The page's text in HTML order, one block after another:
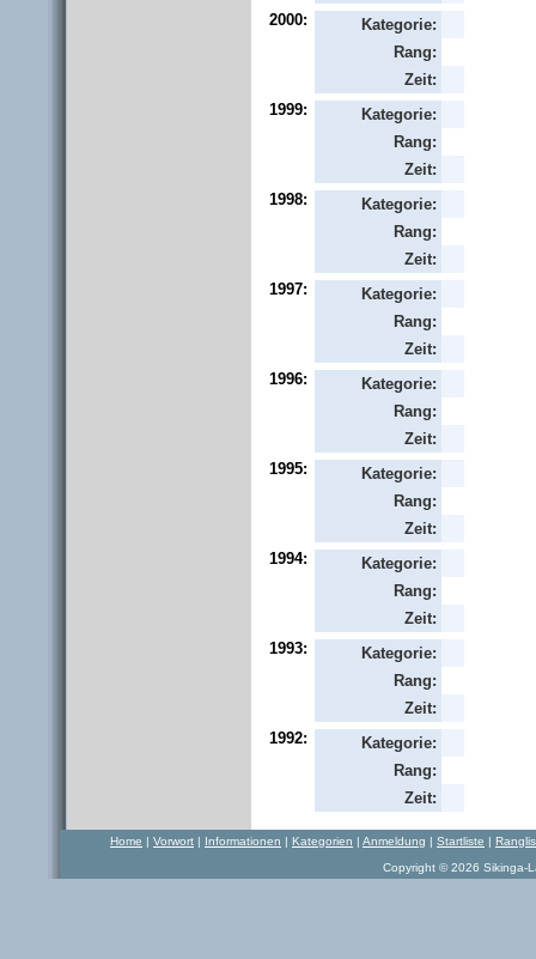
2000:
Kategorie:
Rang:
Zeit:
1999:
Kategorie:
Rang:
Zeit:
1998:
Kategorie:
Rang:
Zeit:
1997:
Kategorie:
Rang:
Zeit:
1996:
Kategorie:
Rang:
Zeit:
1995:
Kategorie:
Rang:
Zeit:
1994:
Kategorie:
Rang:
Zeit:
1993:
Kategorie:
Rang:
Zeit:
1992:
Kategorie:
Rang:
Zeit:
Home | Vorwort | Informationen | Kategorien | Anmeldung | Startliste |
Copyright © 2026 Sikinga-